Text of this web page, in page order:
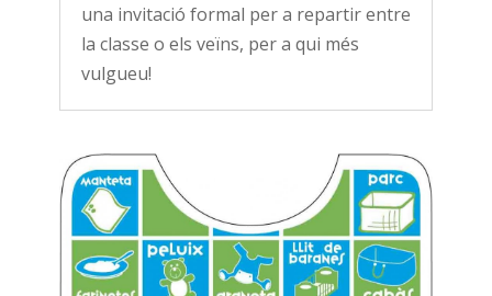
una invitació formal per a repartir entre
la classe o els veïns, per a qui més
vulgueu!